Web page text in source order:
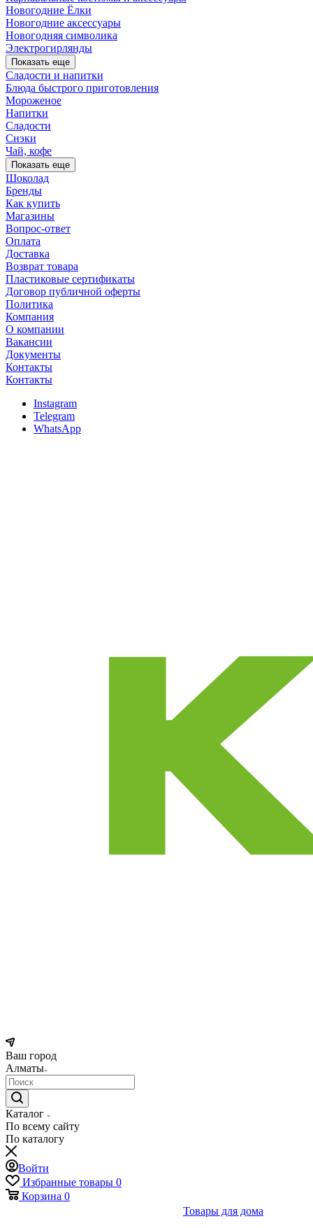
Новогодние Ёлки
Новогодние аксессуары
Новогодняя символика
Электрогирлянды
Показать еще
Сладости и напитки
Блюда быстрого приготовления
Мороженое
Напитки
Сладости
Снэки
Чай, кофе
Показать еще
Шоколад
Бренды
Как купить
Магазины
Вопрос-ответ
Оплата
Доставка
Возврат товара
Пластиковые сертификаты
Договор публичной оферты
Политика
Компания
О компании
Вакансии
Документы
Контакты
Контакты
Instagram
Telegram
WhatsApp
Ваш город
Алматы
Каталог
По всему сайту
По каталогу
Войти
Избранные товары 0
Корзина 0
Товары для дома